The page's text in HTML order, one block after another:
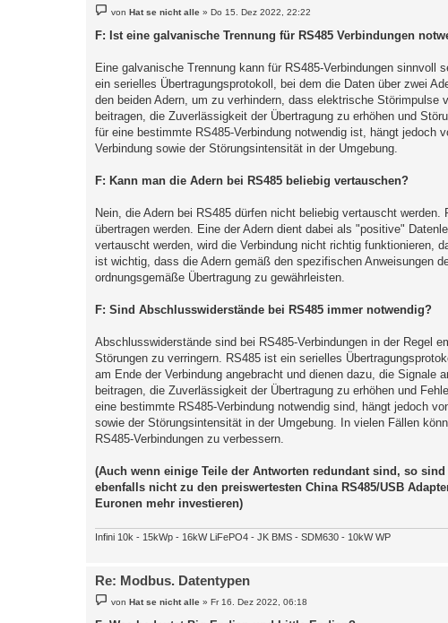
i
t
g
von Hat se nicht alle » Do 15. Dez 2022, 22:22
F: Ist eine galvanische Trennung für RS485 Verbindungen
Eine galvanische Trennung kann für RS485-Verbindungen
ein serielles Übertragungsprotokoll, bei dem die Daten über zwei
den beiden Adern, um zu verhindern, dass elektrische Störimpulse
beitragen, die Zuverlässigkeit der Übertragung zu erhöhen und
für eine bestimmte RS485-Verbindung notwendig ist, hängt jedoch
Verbindung sowie der Störungsintensität in der Umgebung.
F: Kann man die Adern bei RS485 beliebig vertauschen?
Nein, die Adern bei RS485 dürfen nicht beliebig vertauscht
übertragen werden. Eine der Adern dient dabei als "positive"
vertauscht werden, wird die Verbindung nicht richtig funktionieren,
ist wichtig, dass die Adern gemäß den spezifischen Anweisungen
ordnungsgemäße Übertragung zu gewährleisten.
F: Sind Abschlusswiderstände bei RS485 immer notwendig?
Abschlusswiderstände sind bei RS485-Verbindungen in der Regel
Störungen zu verringern. RS485 ist ein serielles
am Ende der Verbindung angebracht und dienen dazu, die
beitragen, die Zuverlässigkeit der Übertragung zu erhöhen und
eine bestimmte RS485-Verbindung notwendig sind, hängt jedoch
sowie der Störungsintensität in der Umgebung. In vielen Fällen
RS485-Verbindungen zu verbessern.
(Auch wenn einige Teile der Antworten redundant sind, so
ebenfalls nicht zu den preiswertesten China RS485/USB
Euronen mehr investieren)
Infini 10k - 15kWp - 16kW LiFePO4 - JK BMS - SDM630 - 10kW WP
Re: Modbus. Datentypen
e
i
vonHat se nicht alle »Fr 16. Dez 2022, 06:18